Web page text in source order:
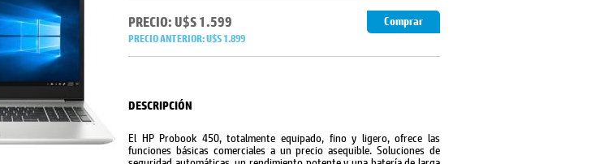
PRECIO: U$S 1.599 Comprar
PRECIO ANTERIOR:U$S 1.899
DESCRIPCIÓN
El HP Probook 450, totalmente equipado, fino y ligero, ofrece las
funciones básicas comerciales a un precio asequible. Soluciones de